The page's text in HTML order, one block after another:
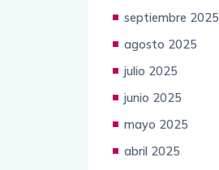
septiembre 2025
agosto 2025
julio 2025
junio 2025
mayo 2025
abril 2025